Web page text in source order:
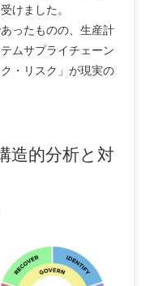
けました。
ったものの、生産計
ムサプライチェーン
・リスク」が現実の
造的分析と対